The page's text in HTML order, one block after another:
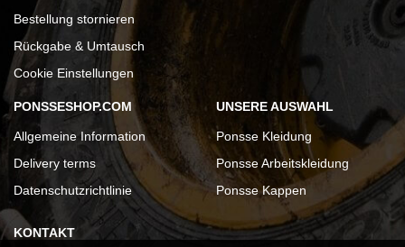
Bestellung stornieren
Rückgabe & Umtausch
Cookie Einstellungen
PONSSESHOP.COM
Allgemeine Information
Delivery terms
Datenschutzrichtlinie
UNSERE AUSWAHL
Ponsse Kleidung
Ponsse Arbeitskleidung
Ponsse Kappen
KONTAKT